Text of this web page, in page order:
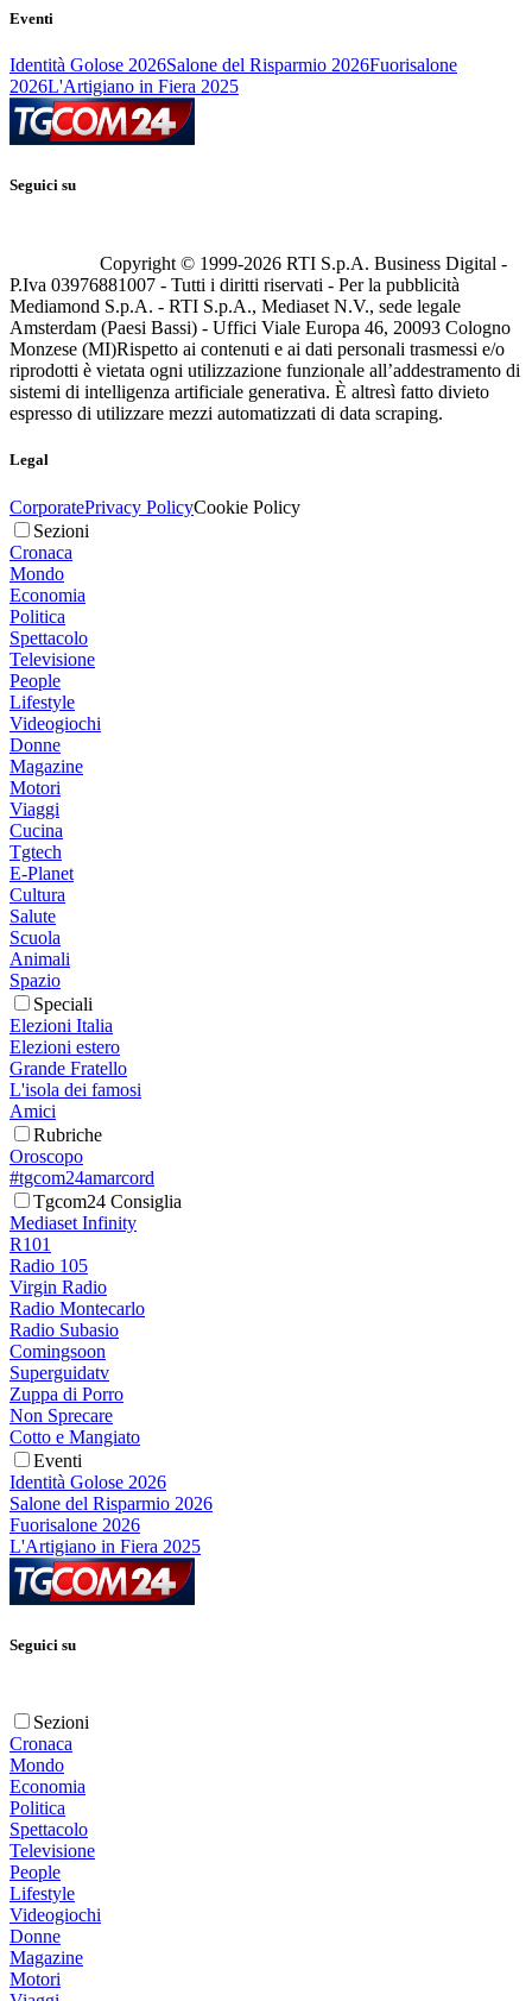
Eventi
Identità Golose 2026Salone del Risparmio 2026Fuorisalone
2026L'Artigiano in Fiera 2025
Seguici su
Copyright © 1999-2026 RTI S.p.A. Business Digital -
P.Iva 03976881007 - Tutti i diritti riservati - Per la pubblicità
Mediamond S.p.A. - RTI S.p.A., Mediaset N.V., sede legale
Amsterdam (Paesi Bassi) - Uffici Viale Europa 46, 20093 Cologno
Monzese (MI)Rispetto ai contenuti e ai dati personali trasmessi e/o
riprodotti è vietata ogni utilizzazione funzionale all’addestramento di
sistemi di intelligenza artificiale generativa. È altresì fatto divieto
espresso di utilizzare mezzi automatizzati di data scraping.
Legal
CorporatePrivacy PolicyCookie Policy
Sezioni
Cronaca
Mondo
Economia
Politica
Spettacolo
Televisione
People
Lifestyle
Videogiochi
Donne
Magazine
Motori
Viaggi
Cucina
Tgtech
E-Planet
Cultura
Salute
Scuola
Animali
Spazio
Speciali
Elezioni Italia
Elezioni estero
Grande Fratello
L'isola dei famosi
Amici
Rubriche
Oroscopo
#tgcom24amarcord
Tgcom24 Consiglia
Mediaset Infinity
R101
Radio 105
Virgin Radio
Radio Montecarlo
Radio Subasio
Comingsoon
Superguidatv
Zuppa di Porro
Non Sprecare
Cotto e Mangiato
Eventi
Identità Golose 2026
Salone del Risparmio 2026
Fuorisalone 2026
L'Artigiano in Fiera 2025
Seguici su
Sezioni
Cronaca
Mondo
Economia
Politica
Spettacolo
Televisione
People
Lifestyle
Videogiochi
Donne
Magazine
Motori